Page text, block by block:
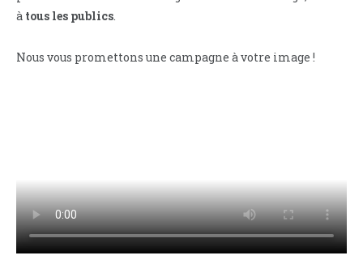
à tous les publics.
Nous vous promettons une campagne à votre image !